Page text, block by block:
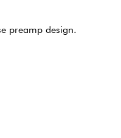
preamp design.